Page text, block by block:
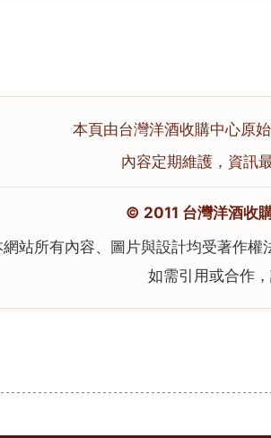
本頁由台灣洋酒收購中心原
內容定期維護，資訊
© 2011 台灣洋酒收
網站所有內容、圖片與設計均受著作
如需引用或合作